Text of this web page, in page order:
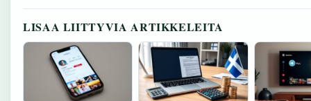
LISAA LIITTYVIA ARTIKKELEITA